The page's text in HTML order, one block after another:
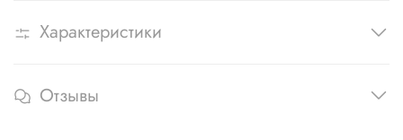
Характеристики
Отзывы